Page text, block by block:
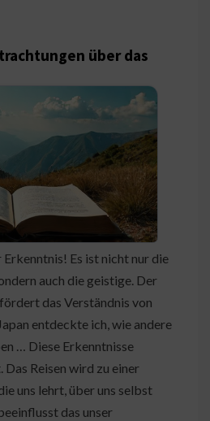
über das
Erkenntnis! Es ist nicht nur die
auch die geistige. Der
das Verständnis von
entdeckte ich, wie andere
… Diese Erkenntnisse
Reisen wird zu einer
uns lehrt, über uns selbst
das unser